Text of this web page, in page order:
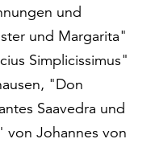
und
und Margarita"
Simplicissimus"
"Don
Saavedra und
von Johannes von